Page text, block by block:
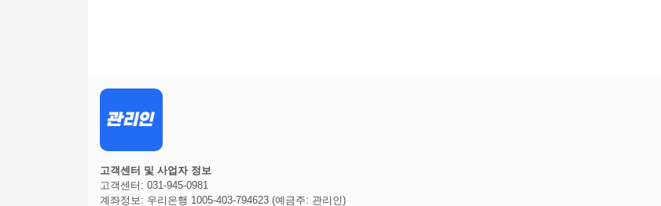
고객센터 및 사업자 정보
고객센터: 031-945-0981
계좌정보: 우리은행 1005-403-794623 (예금주: 관리인)